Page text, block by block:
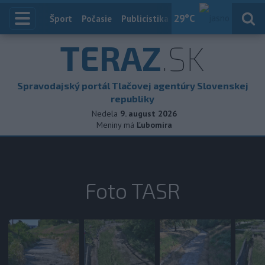
29°C
Index
Šport Počasie Publicistika Slovensko
TERAZ.SK
Spravodajský portál Tlačovej agentúry Slovenskej
republiky
Nedela 9. august 2026
Meniny má Ľubomíra
Foto TASR